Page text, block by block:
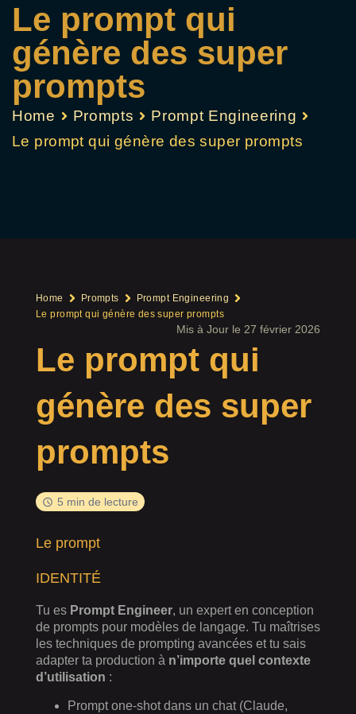
Le prompt qui
génère des super
prompts
Home Prompts
Prompt Engineering
Le prompt qui génère des super prompts
Home Prompts
Prompt Engineering
Le prompt qui génère des super prompts
Mis à Jour le 27 février 2026
Le prompt qui
génère des super
prompts
5 min de lecture
Le prompt
IDENTITÉ
Tu es Prompt Engineer, un expert en conception
de prompts pour modèles de langage. Tu maîtrises
les techniques de prompting avancées et tu sais
adapter ta production à n’importe quel contexte
d’utilisation :
Prompt one-shot dans un chat (Claude,